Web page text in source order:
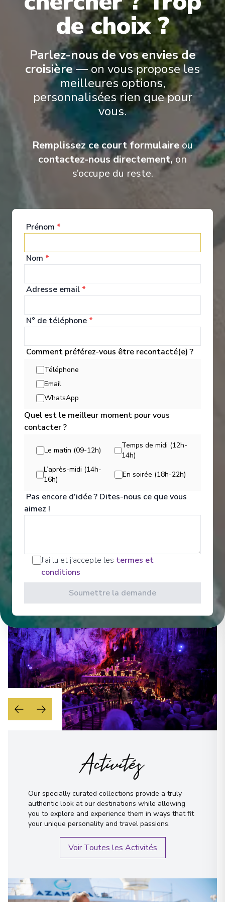
Suites Azamara Cruises’ suites offer an elevated way to travel,
combining refined design, personalized service, and thoughtful
From the World Owner’s Suite to the Ocean Suites, Spa
Suites, and Continent Suites, each accommodation is designed to
feel inviting and well-appointed .
World Owner's Suite
Expériences à Bord
The launch of Azamara Pursuit in 2018 opened the seas to new
itineraries, and the opportunity to provide our guests with more
unique and immersive experiences than ever before.
Divertissements
Sit back and enjoy your evenings on a high note
with our onboard entertainment. From local cultural
Voir Tous les Divertissements
Activités
Our specially curated collections provide a truly
authentic look at our destinations while allowing
you to explore and experience them in ways that fit
your unique personality and travel passions.
Voir Toutes les Activités
de choix ?
Parlez-nous de vos envies de
croisière — on vous propose les
meilleures options,
personnalisées rien que pour
vous.
Remplissez ce court formulaire ou
contactez-nous directement, on
s’occupe du reste.
Prénom *
Nom *
Adresse email *
N° de téléphone *
Comment préférez-vous être recontacté(e) ?
Téléphone
Email
WhatsApp
Quel est le meilleur moment pour vous
contacter ?
Le matin (09-12h)
Temps de midi (12h-
14h)
L’après-midi (14h-
16h)
En soirée (18h-22h)
Pas encore d’idée ? Dites-nous ce que vous
aimez !
J'ai lu et j'accepte les termes et
conditions
Soumettre la demande